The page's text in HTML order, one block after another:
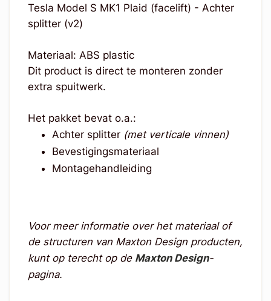
Tesla Model S MK1 Plaid (facelift) - Achter
splitter (v2)
Materiaal: ABS plastic
Dit product is direct te monteren zonder
extra spuitwerk.
Het pakket bevat o.a.:
Achter splitter (met verticale vinnen)
Bevestigingsmateriaal
Montagehandleiding
Voor meer informatie over het materiaal of
de structuren van Maxton Design producten,
kunt op terecht op de Maxton Design-
pagina.